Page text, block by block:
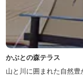
かぶとの森テラス
山と川に囲まれた自然